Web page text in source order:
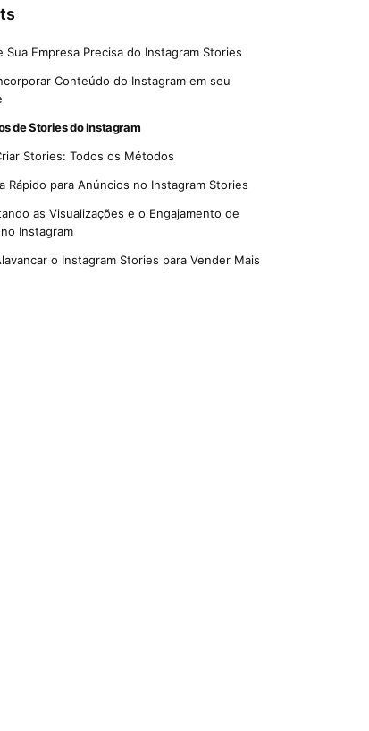
Sua Empresa Precisa do Instagram Stories
Conteúdo do Instagram em seu
de Stories do Instagram
Stories: Todos os Métodos
Rápido para Anúncios no Instagram Stories
as Visualizações e o Engajamento de
Instagram
o Instagram Stories para Vender Mais